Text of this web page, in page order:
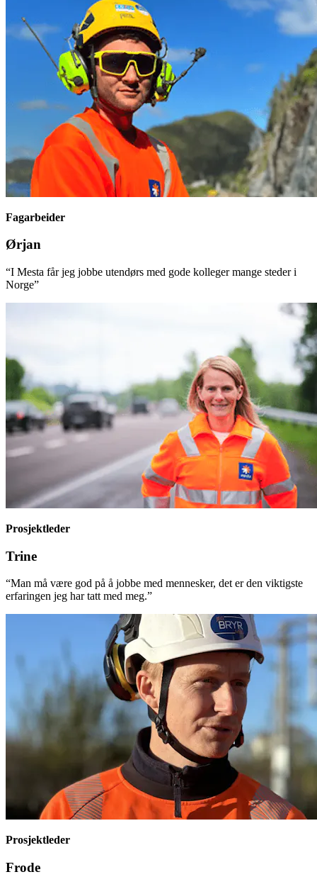
Fagarbeider
Ørjan
“I Mesta får jeg jobbe utendørs med gode kolleger mange steder i
Norge”
Prosjektleder
Trine
“Man må være god på å jobbe med mennesker, det er den viktigste
erfaringen jeg har tatt med meg.”
Prosjektleder
Frode